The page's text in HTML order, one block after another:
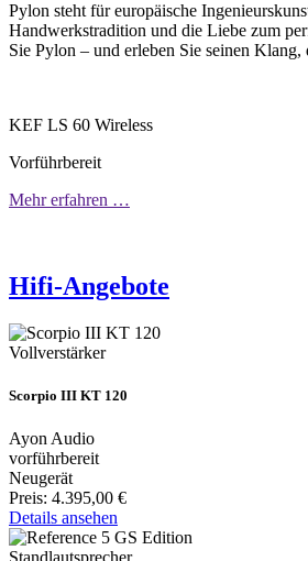
Pylon steht für europäische
Handwerkstradition und die Liebe zum
Sie Pylon – und erleben Sie seinen Klang,
KEF LS 60 Wireless
Vorführbereit
Mehr erfahren …
Hifi-Angebote
Vollverstärker
Scorpio III KT 120
Ayon Audio
vorführbereit
Neugerät
Preis: 4.395,00 €
Details ansehen